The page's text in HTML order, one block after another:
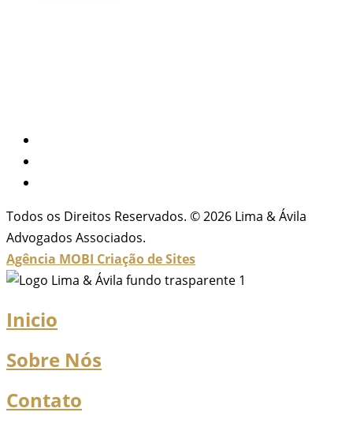
Todos os Direitos Reservados. © 2026 Lima & Ávila
Advogados Associados.
Agência MOBI Criação de Sites
Inicio
Sobre Nós
Contato